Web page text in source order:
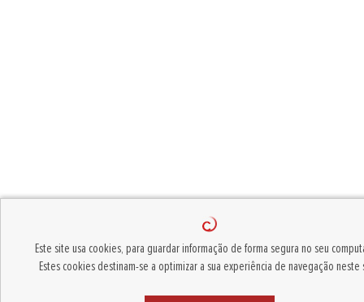
Este site usa cookies, para guardar informação de forma segura no seu
Estes cookies destinam-se a optimizar a sua experiência de navegação neste